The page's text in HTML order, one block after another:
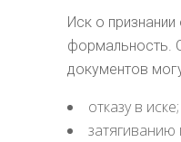
Иск о
формальность.
документов
отказу в иске;
затягиванию